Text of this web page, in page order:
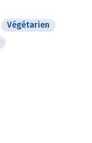
Végétarien